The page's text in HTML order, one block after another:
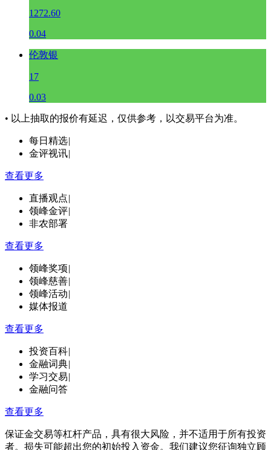
1272.60
0.04
伦敦银
17
0.03
• 以上抽取的报价有延迟，仅供参考，以交易平台为准。
每日精选|
金评视讯|
查看更多
直播观点|
领峰金评|
非农部署
查看更多
领峰奖项|
领峰慈善|
领峰活动|
媒体报道
查看更多
投资百科|
金融词典|
学习交易|
金融问答
查看更多
保证金交易等杠杆产品，具有很大风险，并不适用于所有投资
者。损失可能超出您的初始投入资金。我们建议您征询独立顾